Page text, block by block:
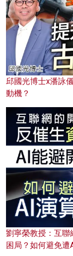
邱國光博士x潘詠
動機？
劉寧榮教授：互聯
困局？如何避免遭